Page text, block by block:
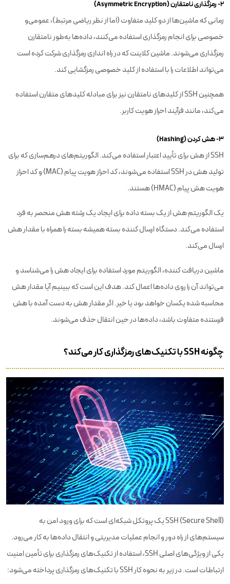
۲- رمزگذاری نامتقارن (Asymmetric Encryption)
زمانی که ماشین‌ها از دو کلید متفاوت (اما از نظر ریاضی مرتبط)، عمومی‌و
خصوصی برای انجام رمزگذاری استفاده می‌کنند، داده‌ها به‌طور نامتقارن
رمزگذاری می‌شوند. ماشین کلاینت که در راه اندازی رمزگذاری شرکت کرده است
می‌تواند اطلاعات را با استفاده از کلید خصوصی رمزگشایی کند.
همچنین SSH از کلیدهای نامتقارن نیز برای مبادله کلیدهای متقارن استفاده
می‌کند، مانند فرآیند احراز هویت کاربر.
۳- هش کردن (Hashing)
SSH از هش برای تأیید اعتبار استفاده می‌کند. الگوریتم‌های درهم‌سازی که برای
تولید هش در SSH استفاده می‌شوند، کد احراز هویت پیام (MAC) و کد احراز
هویت هش پیام (HMAC) هستند.
یک الگوریتم هش از یک بسته داده برای ایجاد یک رشته هش منحصر به فرد
استفاده می‌کند. دستگاه ارسال کننده بسته همیشه بسته را همراه با مقدار هش
ارسال می‌کند.
ماشین دریافت کننده، الگوریتم مورد استفاده برای ایجاد هش را می‌شناسد و
می‌تواند آن را روی داده‌ها اعمال کند. هدف این است که ببینیم آیا مقدار هش
محاسبه شده یکسان خواهد بود یا خیر. اگر مقدار هش به دست آمده با هش
فرستنده متفاوت باشد، داده‌ها در حین انتقال حذف می‌شوند.
چگونه SSH با تکنیک‌های رمزگذاری کار می‌کند؟
SSH (Secure Shell) یک پروتکل شبکه‌ای است که برای ورود امن به
سیستم‌های از راه دور و انجام عملیات مدیریتی و انتقال داده‌ها به کار می‌رود.
یکی از ویژگی‌های اصلی SSH، استفاده از تکنیک‌های رمزگذاری برای تأمین امنیت
ارتباطات است. در زیر به نحوه کار SSH با تکنیک‌های رمزگذاری پرداخته می‌شود: